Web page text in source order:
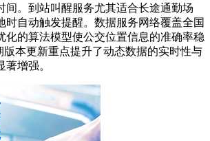
间。到站叫醒服务尤其适合长途通勤场
时自动触发提醒。数据服务网络覆盖全国
化的算法模型使公交位置信息的准确率稳
版本更新重点提升了动态数据的实时性与
增强。